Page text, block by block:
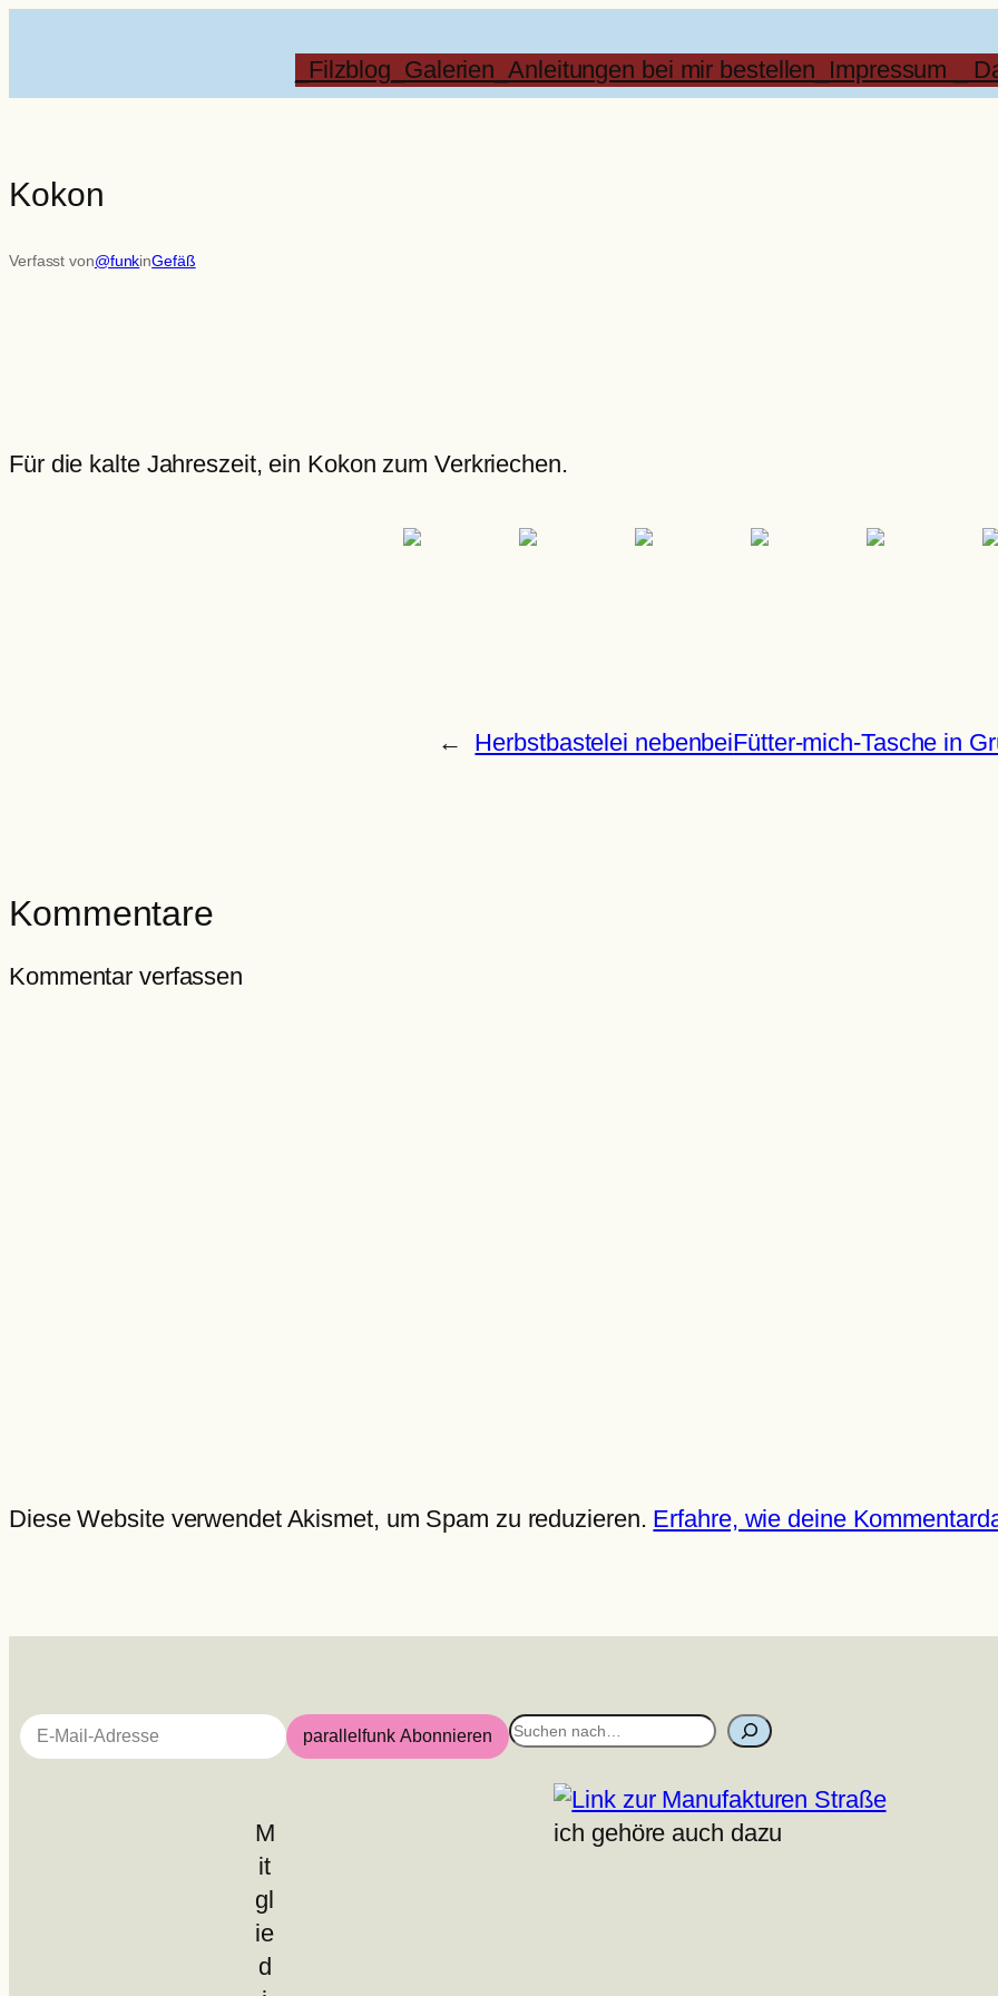
springen
_Filzblog _Galerien _Anleitungen bei mir bestellen _Impressum _
Kokon
Verfasst von@funkinGefäß
Für die kalte Jahreszeit, ein Kokon zum Verkriechen.
← Herbstbastelei nebenbeiFütter-mich-Tasche in
Kommentare
Kommentar verfassen
Diese Website verwendet Akismet, um Spam zu reduzieren. Erfahre, wie deine
E-Mail-Adresse
parallelfunk Abonnieren
S
M
it
gl
ie
d
ich gehöre auch dazu